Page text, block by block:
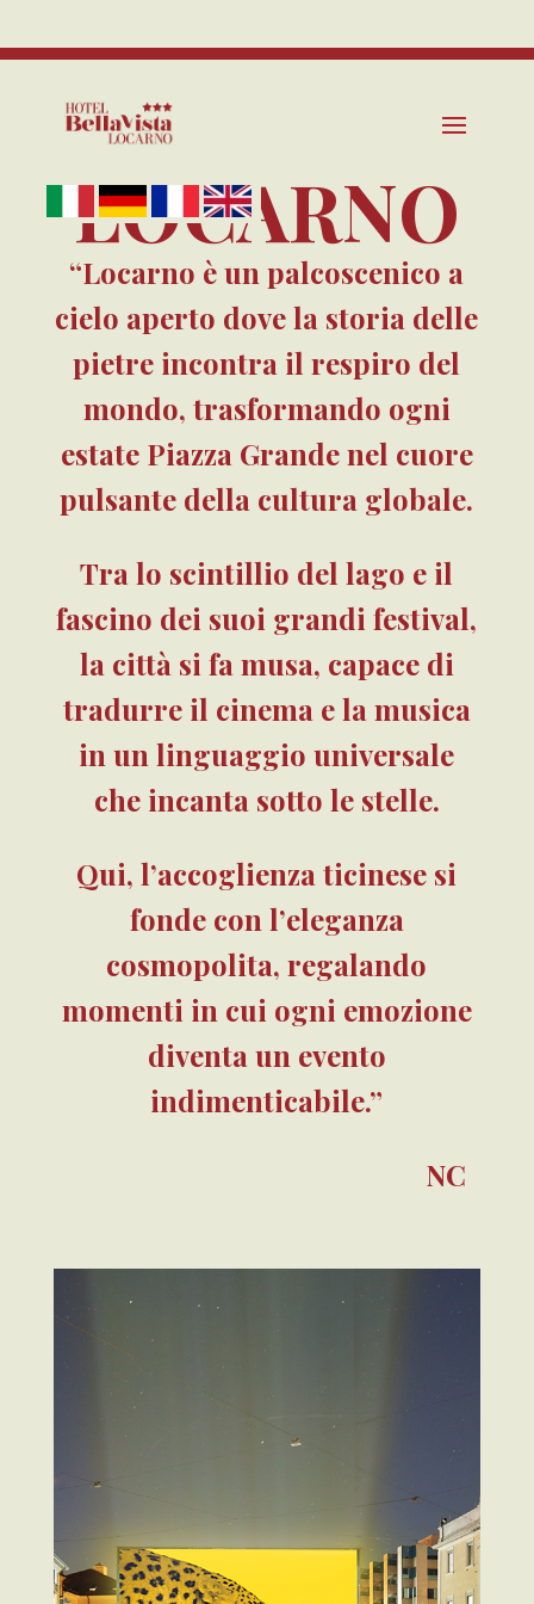
Tel. +41 91 235 02 50
info@bellavistalocarno.ch
EVENTI
INTERNAZI
ONALI
LOCARNO
“Locarno è un palcoscenico a
cielo aperto dove la storia delle
pietre incontra il respiro del
mondo, trasformando ogni
estate Piazza Grande nel cuore
pulsante della cultura globale.
Tra lo scintillio del lago e il
fascino dei suoi grandi festival,
la città si fa musa, capace di
tradurre il cinema e la musica
in un linguaggio universale
che incanta sotto le stelle.
Qui, l’accoglienza ticinese si
fonde con l’eleganza
cosmopolita, regalando
momenti in cui ogni emozione
diventa un evento
indimenticabile.”
NC